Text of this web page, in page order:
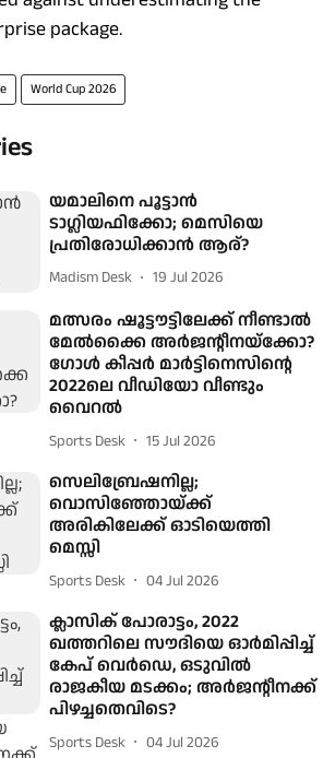
package.
World Cup 2026
യമാലിനെ പൂട്ടാൻ
ടാഗ്ലിയഫിക്കോ; മെസിയെ
പ്രതിരോധിക്കാൻ ആര്?
Madism Desk 19 Jul 2026
മത്സരം ഷൂട്ടൗട്ടിലേക്ക് നീണ്ടാൽ
മേൽക്കൈ അർജന്റീനയ്ക്കോ?
ഗോൾ കീപ്പർ മാർട്ടിനെസിന്റെ
2022ലെ വീഡിയോ വീണ്ടും
വൈറൽ
Sports Desk 15 Jul 2026
സെലിബ്രേഷനില്ല;
വൊസിഞ്ഞോയ്ക്ക്
അരികിലേക്ക് ഓടിയെത്തി
മെസ്സി
Sports Desk 04 Jul 2026
ക്ലാസിക് പോരാട്ടം, 2022
ഖത്തറിലെ സൗദിയെ ഓർമിപ്പിച്ച്
കേപ് വെർഡെ, ഒടുവിൽ
രാജകീയ മടക്കം; അർജന്റീനക്ക്
പിഴച്ചതെവിടെ?
Sports Desk 04 Jul 2026